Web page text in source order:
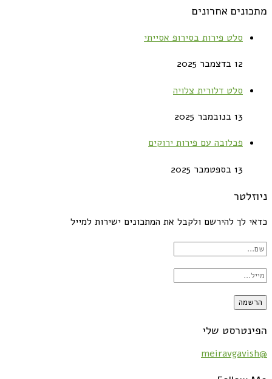
מתכונים אחרונים
סלט פירות בסירופ אסייתי
12 בדצמבר 2025
סלט דלורית צלויה
13 בנובמבר 2025
פבלובה עם פירות ירוקים
13 בספטמבר 2025
ניוזלטר
כדאי לך להירשם ולקבל את המתכונים ישירות למייל
הפינטרסט שלי
@meiravgavish